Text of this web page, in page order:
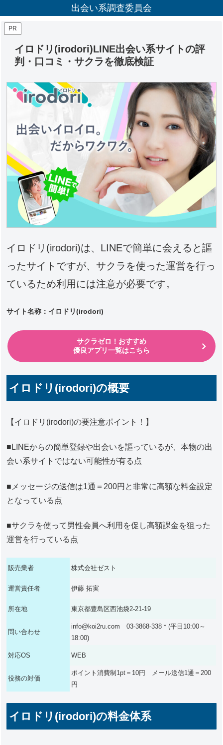
出会い系調査委員会
PR
イロドリ(irodori)LINE出会い系サイトの評
判・口コミ・サクラを徹底検証
イロドリ(irodori)は、LINEで簡単に会えると謳
ったサイトですが、サクラを使った運営を行っ
ているため利用には注意が必要です。
サイト名称：イロドリ(irodori)
サクラゼロ！おすすめ
優良アプリ一覧はこちら
イロドリ(irodori)の概要
【イロドリ(irodori)の要注意ポイント！】
■LINEからの簡単登録や出会いを謳っているが、本物の出
会い系サイトではない可能性が有る点
■メッセージの送信は1通＝200円と非常に高額な料金設定
となっている点
■サクラを使って男性会員へ利用を促し高額課金を狙った
運営を行っている点
販売業者 株式会社ゼスト
運営責任者 伊藤 拓実
所在地 東京都豊島区西池袋2-21-19
問い合わせ
info@koi2ru.com 03-3868-338＊(平日10:00～
18:00)
対応OS WEB
役務の対価
ポイント消費制1pt＝10円 メール送信1通＝200
円
イロドリ(irodori)の料金体系